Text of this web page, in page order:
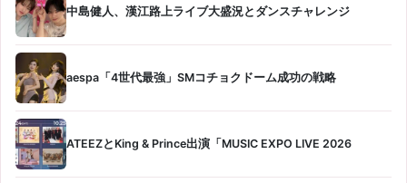
中島健人、漢江路上ライブ大盛況とダンスチャレンジ
aespa「4世代最強」SMコチョクドーム成功の戦略
ATEEZとKing & Prince出演「MUSIC EXPO LIVE 2026